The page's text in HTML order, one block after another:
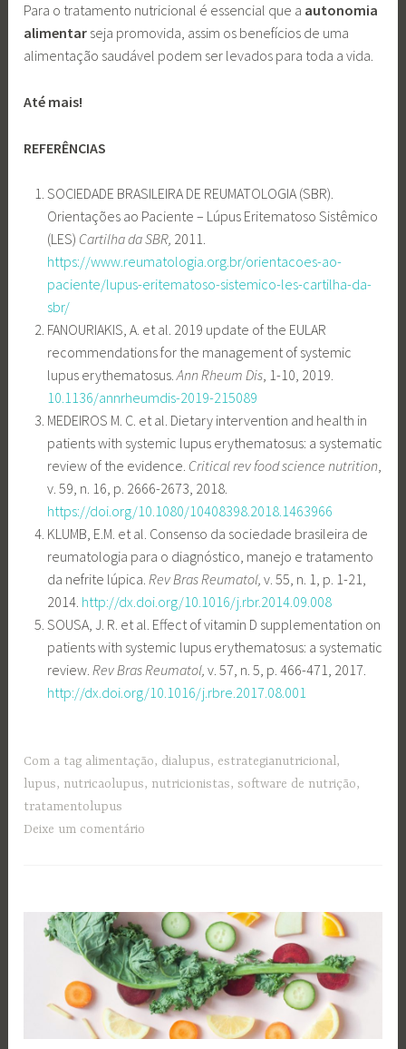
Para o tratamento nutricional é essencial que a autonomia
alimentar seja promovida, assim os benefícios de uma
alimentação saudável podem ser levados para toda a vida.
Até mais!
REFERÊNCIAS
SOCIEDADE BRASILEIRA DE REUMATOLOGIA (SBR).
Orientações ao Paciente – Lúpus Eritematoso Sistêmico
(LES) Cartilha da SBR, 2011.
https://www.reumatologia.org.br/orientacoes-ao-
paciente/lupus-eritematoso-sistemico-les-cartilha-da-
sbr/
FANOURIAKIS, A. et al. 2019 update of the EULAR
recommendations for the management of systemic
lupus erythematosus.Ann Rheum Dis, 1-10, 2019.
10.1136/annrheumdis-2019-215089
MEDEIROS M. C. et al. Dietary intervention and health in
patients with systemic lupus erythematosus: a systematic
review of the evidence. Critical rev food science nutrition,
v. 59, n. 16, p. 2666-2673, 2018.
https://doi.org/10.1080/10408398.2018.1463966
KLUMB, E.M. et al. Consenso da sociedade brasileira de
reumatologia para o diagnóstico, manejo e tratamento
da nefrite lúpica. Rev Bras Reumatol, v. 55, n. 1, p. 1-21,
2014. http://dx.doi.org/10.1016/j.rbr.2014.09.008
SOUSA, J. R. et al. Effect of vitamin D supplementation on
patients with systemic lupus erythematosus: a systematic
review. Rev Bras Reumatol, v. 57, n. 5, p. 466-471, 2017.
http://dx.doi.org/10.1016/j.rbre.2017.08.001
Com a tag alimentação, dialupus, estrategianutricional,
lupus, nutricaolupus, nutricionistas,software de nutrição,
tratamentolupus
Deixe um comentário